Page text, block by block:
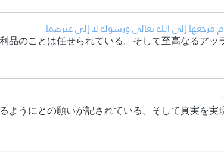
إلى الله تعالى ورسوله لا إلى غيرهما.
のことは任せられている。そして至高なるアッ
うにとの願いが記されている。そして真実を実